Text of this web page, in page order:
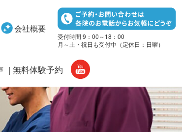
会社概要
受付時間 9：00～18：00
月～土・祝日も受付中（定休日：日曜）
無料体験予約